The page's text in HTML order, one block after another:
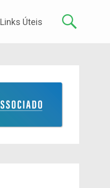
Links Úteis